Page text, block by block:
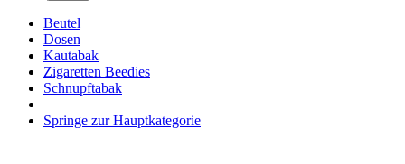
Beutel
Dosen
Kautabak
Zigaretten Beedies
Schnupftabak
Springe zur Hauptkategorie